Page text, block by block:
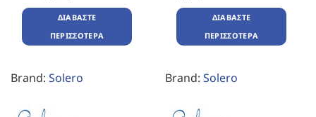
ΔΙΑΒΆΣΤΕ
ΠΕΡΙΣΣΌΤΕΡΑ
Brand: Solero
ΔΙΑΒΆΣΤΕ
ΠΕΡΙΣΣΌΤΕΡΑ
Brand: Solero